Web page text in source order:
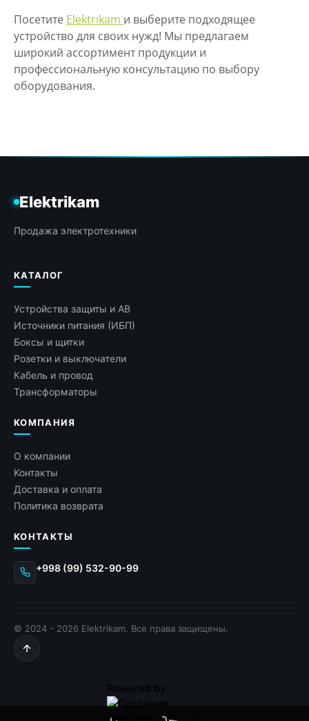
Посетите Elektrikam и выберите подходящее
устройство для своих нужд! Мы предлагаем
широкий ассортимент продукции и
профессиональную консультацию по выбору
оборудования.
Elektrikam
Продажа электротехники
КАТАЛОГ
Устройства защиты и АВ
Источники питания (ИБП)
Боксы и щитки
Розетки и выключатели
Кабель и провод
Трансформаторы
КОМПАНИЯ
О компании
Контакты
Доставка и оплата
Политика возврата
КОНТАКТЫ
+998 (99) 532-90-99
© 2024 - 2026 Elektrikam. Все права защищены.
Powered by